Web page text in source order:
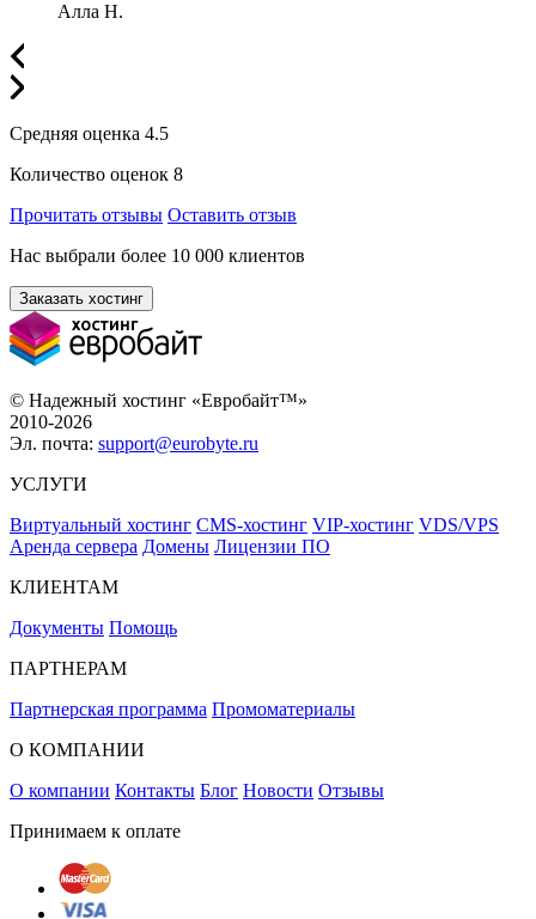
Алла Н.
Средняя оценка 4.5
Количество оценок 8
Прочитать отзывы Оставить отзыв
Нас выбрали более 10 000 клиентов
Заказать хостинг
© Надежный хостинг «Евробайт™»
2010-2026
Эл. почта: support@eurobyte.ru
УСЛУГИ
Виртуальный хостинг CMS-хостинг VIP-хостинг VDS/VPS
Аренда сервера Домены Лицензии ПО
КЛИЕНТАМ
Документы Помощь
ПАРТНЕРАМ
Партнерская программа Промоматериалы
О КОМПАНИИ
О компании Контакты Блог Новости Отзывы
Принимаем к оплате